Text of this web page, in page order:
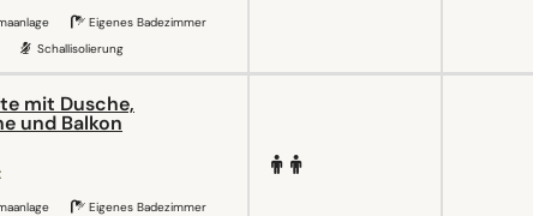
Eigenes Badezimmer
Schallisolierung
mit Dusche,
und Balkon
Eigenes Badezimmer